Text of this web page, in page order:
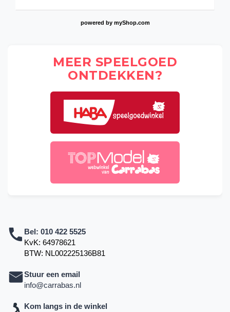
powered by myShop.com
MEER SPEELGOED
ONTDEKKEN?
Bel: 010 422 5525
KvK: 64978621
BTW: NL002225136B81
Stuur een email
info@carrabas.nl
Kom langs in de winkel